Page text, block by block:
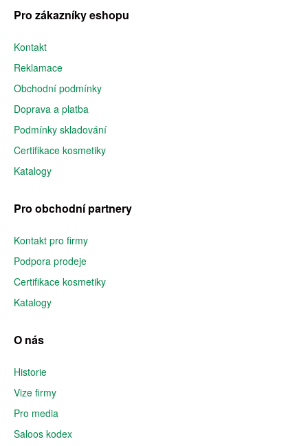
Pro zákazníky eshopu
Kontakt
Reklamace
Obchodní podmínky
Doprava a platba
Podmínky skladování
Certifikace kosmetiky
Katalogy
Pro obchodní partnery
Kontakt pro firmy
Podpora prodeje
Certifikace kosmetiky
Katalogy
O nás
Historie
Vize firmy
Pro media
Saloos kodex